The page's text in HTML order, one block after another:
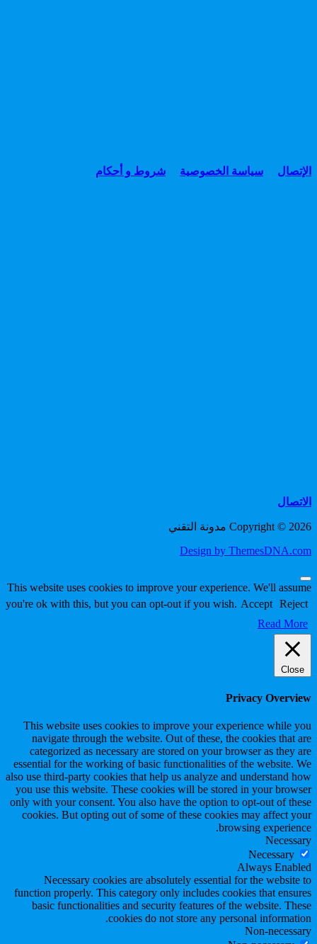
الإتصال سياسة الخصوصية شروط و أحكام
الاتصال
Copyright © 2026 مدونة التقني
Design by ThemesDNA.com
Scroll
to
Top
This website uses cookies to improve your experience. We'll assume
you're ok with this, but you can opt-out if you wish. Accept Reject
Read More
Close
Privacy Overview
This website uses cookies to improve your experience while you
navigate through the website. Out of these, the cookies that are
categorized as necessary are stored on your browser as they are
essential for the working of basic functionalities of the website. We
also use third-party cookies that help us analyze and understand how
you use this website. These cookies will be stored in your browser
only with your consent. You also have the option to opt-out of these
cookies. But opting out of some of these cookies may affect your
browsing experience.
Necessary
Necessary
Always Enabled
Necessary cookies are absolutely essential for the website to
function properly. This category only includes cookies that ensures
basic functionalities and security features of the website. These
cookies do not store any personal information.
Non-necessary